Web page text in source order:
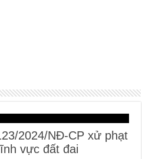
2024/NĐ-CP xử phạt
vực đất đai